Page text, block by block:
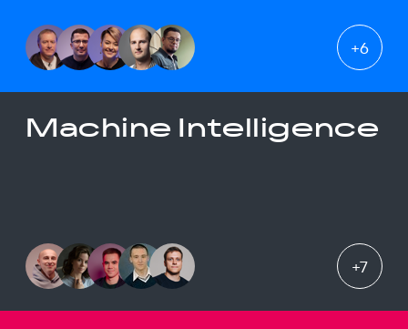
+6
Machine Intelligence
+7